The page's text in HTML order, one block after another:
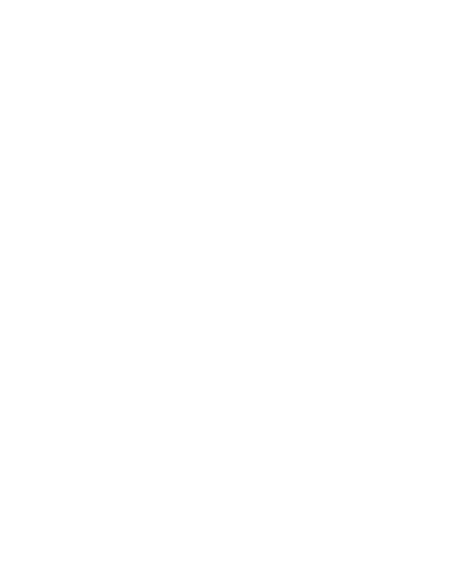
。
ません。
。
変更すること